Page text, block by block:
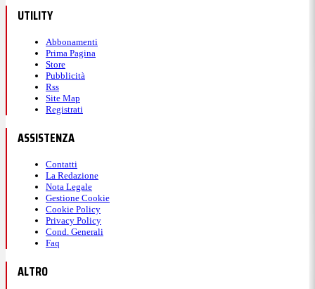
UTILITY
Abbonamenti
Prima Pagina
Store
Pubblicità
Rss
Site Map
Registrati
ASSISTENZA
Contatti
La Redazione
Nota Legale
Gestione Cookie
Cookie Policy
Privacy Policy
Cond. Generali
Faq
ALTRO